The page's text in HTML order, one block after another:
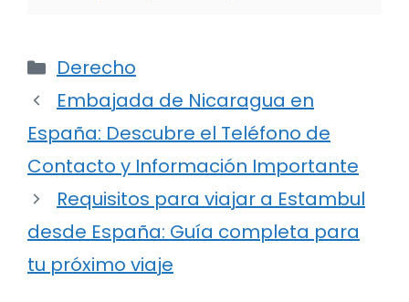
Categorías
Derecho
Embajada de Nicaragua en
España: Descubre el Teléfono de
Contacto y Información Importante
Requisitos para viajar a Estambul
desde España: Guía completa para
tu próximo viaje